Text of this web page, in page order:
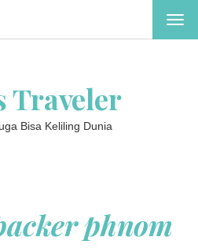
Traveler
Bisa Keliling Dunia
phnom